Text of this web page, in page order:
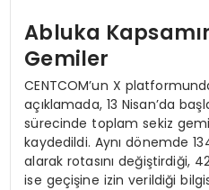
Abluka
Gemiler
CENTCOM’un X
açıklamada, 13 Nisan’da
sürecinde toplam sekiz
kaydedildi. Aynı dönemde
alarak rotasını değiştirdiği,
ise geçişine izin verildiği